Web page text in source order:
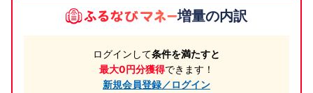
増量の内訳
ログインして条件を満たすと
最大0円分獲得できます！
新規会員登録／ログイン